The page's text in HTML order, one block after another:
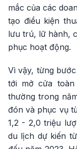
mắc của các
tạo điều kiện
lưu trú, lữ hành,
phục hoạt động.
Vì vậy, từng
tới mở cửa
thường trong
đón và phục vụ
1,2 - 2,0 triệu
du lịch dự kiến